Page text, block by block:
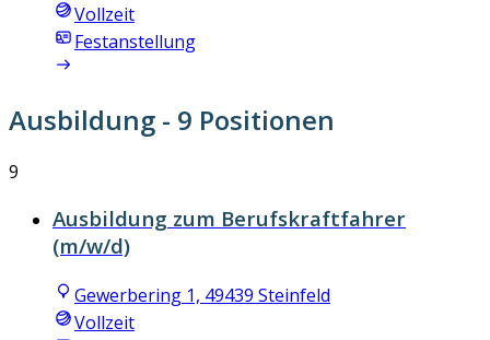
Vollzeit
Festanstellung
Ausbildung - 9 Positionen
9
Ausbildung zum Berufskraftfahrer
(m/w/d)
Gewerbering 1, 49439 Steinfeld
Vollzeit